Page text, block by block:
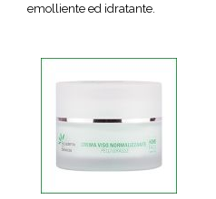
emolliente ed idratante.